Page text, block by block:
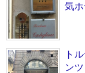
気
ト
ン